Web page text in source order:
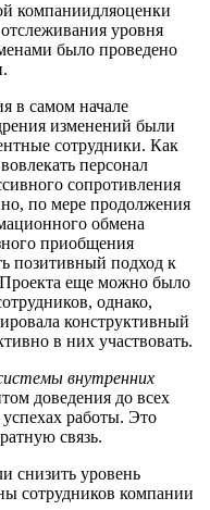
компаниидляоценки
уровня
было проведено
в самом начале
изменений были
сотрудники. Как
персонал
сопротивления
по мере продолжения
обмена
приобщения
позитивный подход к
еще можно было
однако,
конструктивный
в них участвовать.
внутренних
доведения до всех
работы. Это
связь.
снизить уровень
сотрудников компании